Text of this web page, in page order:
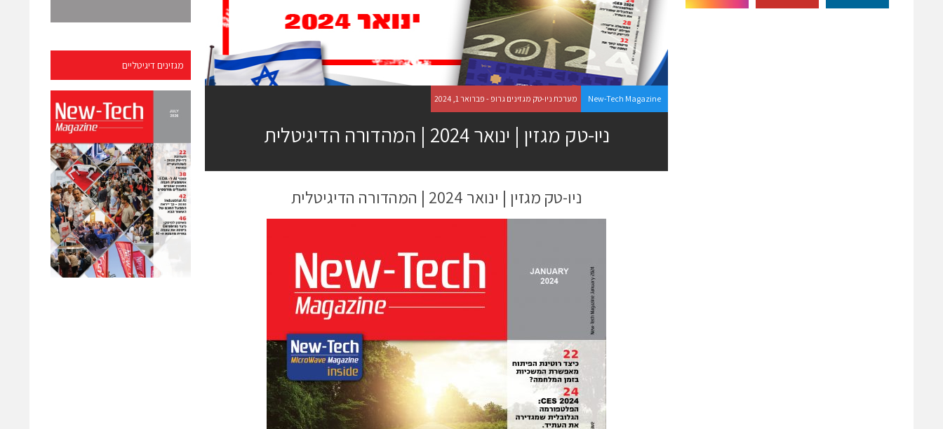
מגזינים דיגיטליים
New-Tech Magazine מערכת ניו-טק מגזינים גרופ - פברואר 1, 2024
ניו-טק מגזין | ינואר 2024 | המהדורה הדיגיטלית
ניו-טק מגזין | ינואר 2024 | המהדורה הדיגיטלית